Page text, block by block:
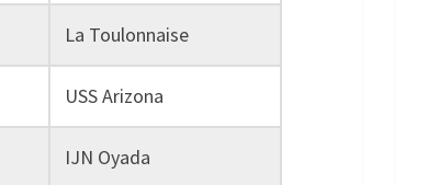
La Toulonnaise
USS Arizona
IJN Oyada